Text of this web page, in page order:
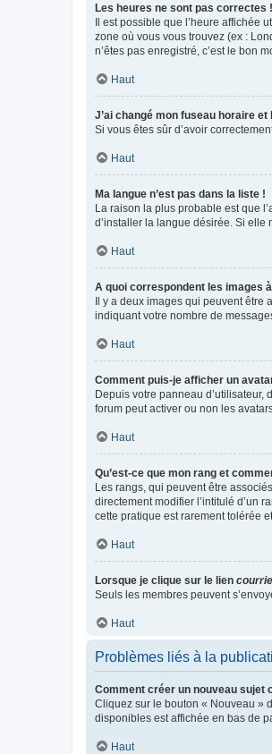
Les heures ne sont pas correctes !
Il est possible que l’heure affichée
zone où vous vous trouvez (ex :
n’êtes pas enregistré, c’est le bon
Haut
J’ai changé mon fuseau horaire
Si vous êtes sûr d’avoir
Haut
Ma langue n’est pas dans la liste !
La raison la plus probable est que
d’installer la langue désirée. Si elle
Haut
A quoi correspondent les images
Il y a deux images qui peuvent être
indiquant votre nombre de
Haut
Comment puis-je afficher un
Depuis votre panneau d’utilisateur,
forum peut activer ou non les
Haut
Qu’est-ce que mon rang et
Les rangs, qui peuvent être
directement modifier l’intitulé d’un
cette pratique est rarement tolérée
Haut
Lorsque je clique sur le lien
Seuls les membres peuvent
Haut
Problèmes liés à la
Comment créer un nouveau sujet
Cliquez sur le bouton « Nouveau »
disponibles est affichée en bas de
Haut